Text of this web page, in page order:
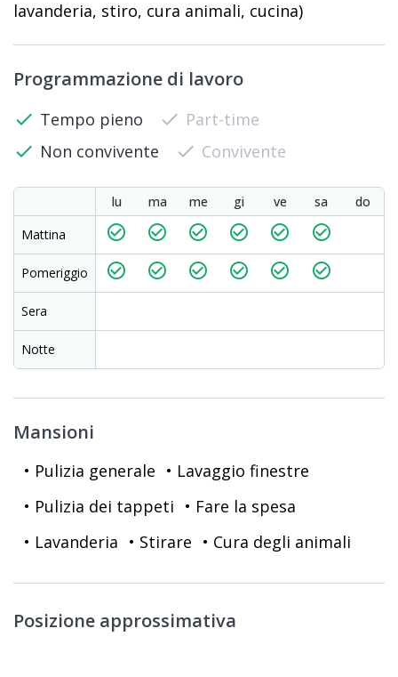
lavanderia, stiro, cura animali, cucina)
Programmazione di lavoro
check Tempo pieno check Part-time
check Non convivente check Convivente
lu ma me gi ve sa
do
Mattina
check_circle_outline check_circle_outline check_circle_outline check_circle_outline check_circle_outline check_circle_outline
Pomeriggio check_circle_outline check_circle_outline check_circle_outline check_circle_outline check_circle_outline check_circle_outline
Sera
Notte
Mansioni
• Pulizia generale • Lavaggio finestre
• Pulizia dei tappeti • Fare la spesa
• Lavanderia • Stirare • Cura degli animali
Posizione approssimativa